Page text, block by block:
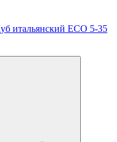
итальянский ЕСО 5-35